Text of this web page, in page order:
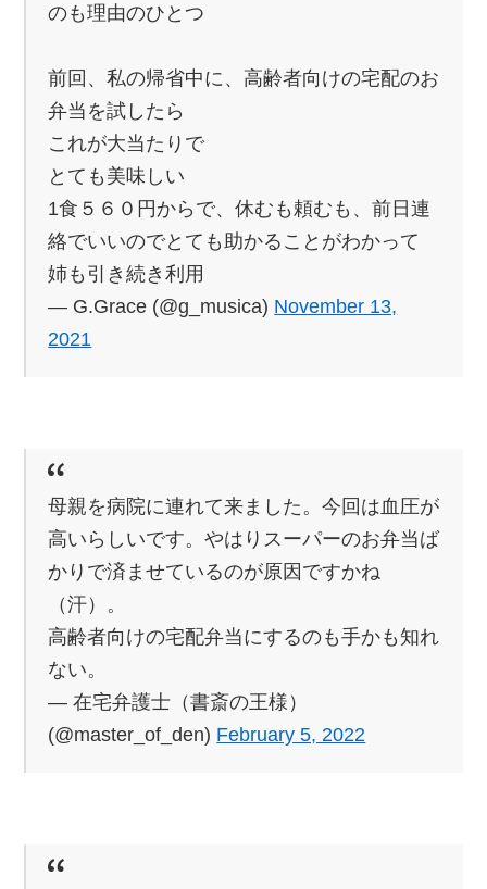
のも理由のひとつ
前回、私の帰省中に、高齢者向けの宅配のお
弁当を試したら
これが大当たりで
とても美味しい
1食５６０円からで、休むも頼むも、前日連
絡でいいのでとても助かることがわかって
姉も引き続き利用
— G.Grace (@g_musica) November 13,
2021
母親を病院に連れて来ました。今回は血圧が
高いらしいです。やはりスーパーのお弁当ば
かりで済ませているのが原因ですかね
（汗）。
高齢者向けの宅配弁当にするのも手かも知れ
ない。
— 在宅弁護士（書斎の王様）
(@master_of_den) February 5, 2022